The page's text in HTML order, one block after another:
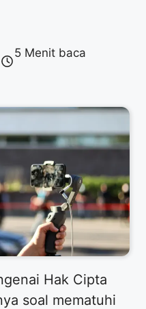
5 Menit baca
Hak Cipta
soal mematuhi